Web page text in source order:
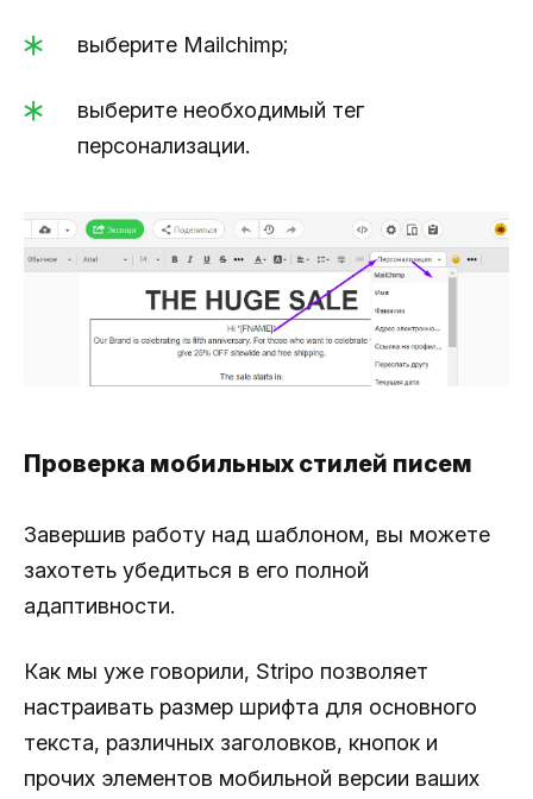
выберите Mailchimp;
выберите необходимый тег
персонализации.
Проверка мобильных стилей писем
Завершив работу над шаблоном, вы можете
захотеть убедиться в его полной
адаптивности.
Как мы уже говорили, Stripo позволяет
настраивать размер шрифта для основного
текста, различных заголовков, кнопок и
прочих элементов мобильной версии ваших